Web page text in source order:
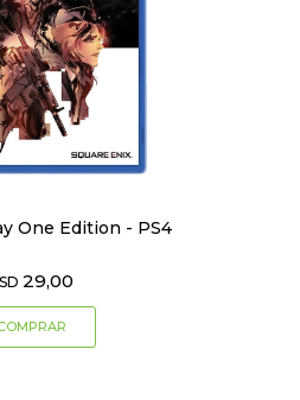
One Edition - PS4
29,00